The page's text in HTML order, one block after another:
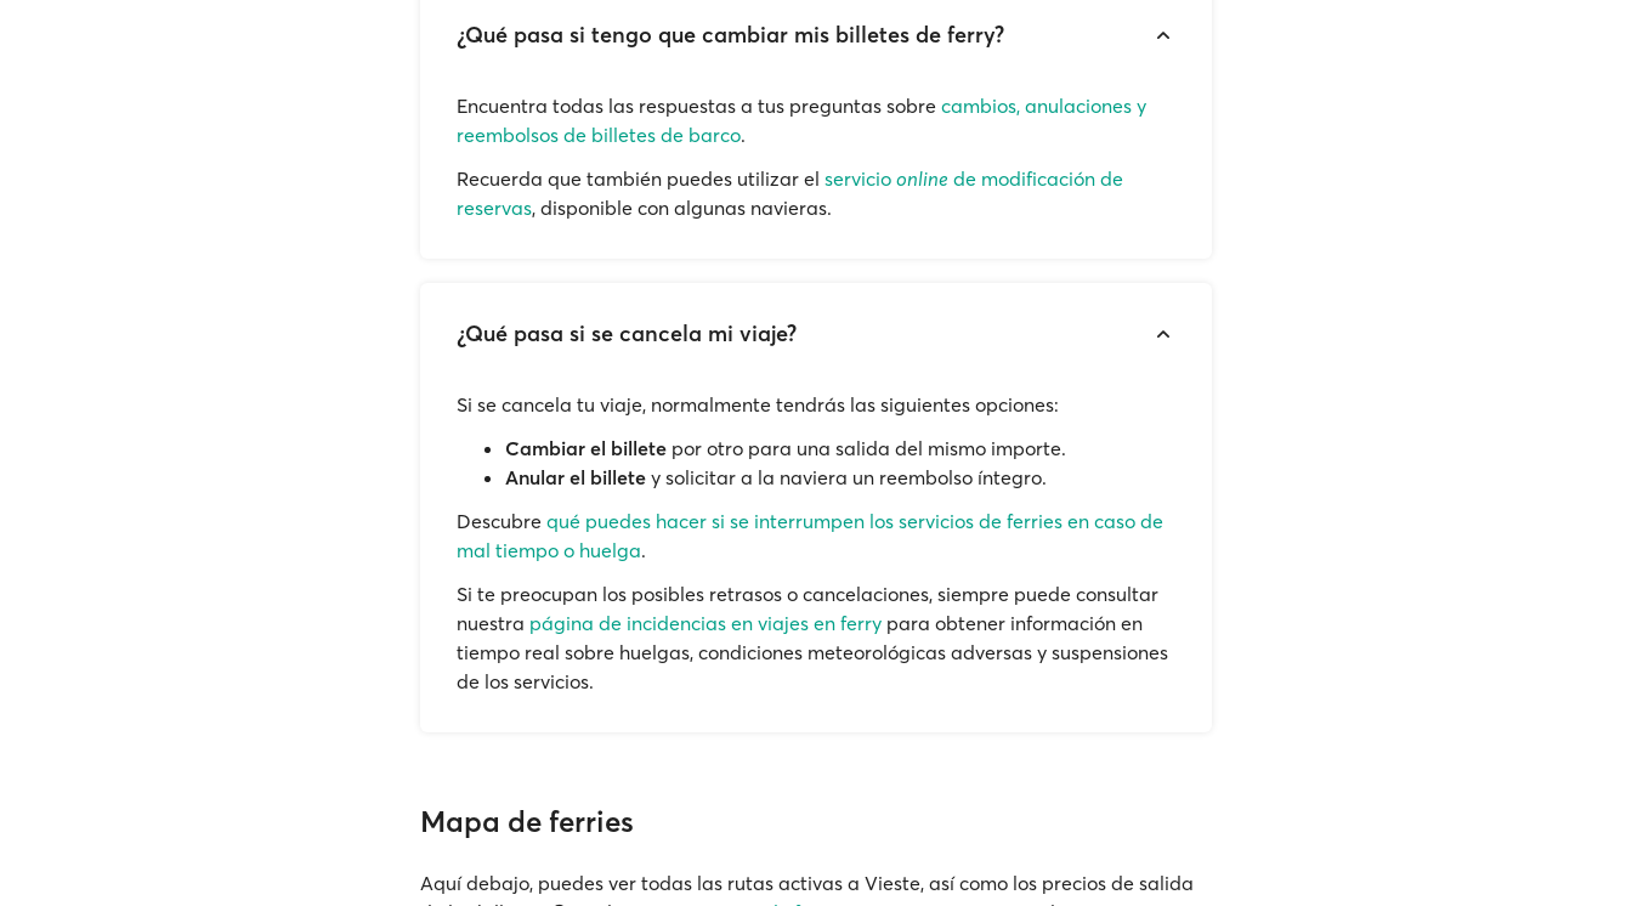
¿Qué pasa si tengo que cambiar mis billetes de ferry?
Encuentra todas las respuestas a tus preguntas sobre cambios, anulaciones y
reembolsos de billetes de barco.
Recuerda que también puedes utilizar el servicio online de modificación de
reservas, disponible con algunas navieras.
¿Qué pasa si se cancela mi viaje?
Si se cancela tu viaje, normalmente tendrás las siguientes opciones:
Cambiar el billete por otro para una salida del mismo importe.
Anular el billete y solicitar a la naviera un reembolso íntegro.
Descubre qué puedes hacer si se interrumpen los servicios de ferries en caso de
mal tiempo o huelga.
Si te preocupan los posibles retrasos o cancelaciones, siempre puede consultar
nuestra página de incidencias en viajes en ferry para obtener información en
tiempo real sobre huelgas, condiciones meteorológicas adversas y suspensiones
de los servicios.
Mapa de ferries
Aquí debajo, puedes ver todas las rutas activas a Vieste, así como los precios de salida